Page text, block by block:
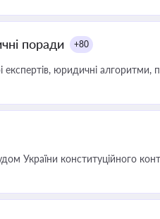
поради +80
юридичні алгоритми,
України конституційного